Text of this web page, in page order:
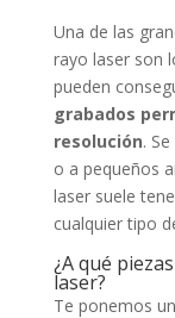
Una de las
rayo laser son
pueden
grabados
resolución.
o a pequeños
laser suele
cualquier tipo
¿A qué
laser?
Te ponemos